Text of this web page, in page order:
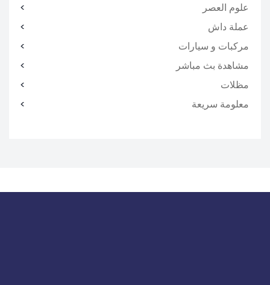
علوم العصر
عملة داش
مركبات و سيارات
مشاهدة بث مباشر
مظلات
معلومة سريعة